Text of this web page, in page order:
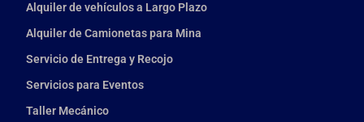
Alquiler de vehículos a Largo Plazo
Alquiler de Camionetas para Mina
Servicio de Entrega y Recojo
Servicios para Eventos
Taller Mecánico